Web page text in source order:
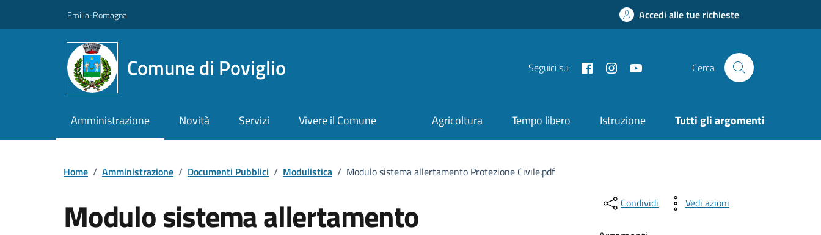
Emilia-Romagna Accedi alle tue richieste
Comune di Poviglio Seguici su: FacebookInstagram Cerca
Amministrazione Novità Servizi Vivere il Comune Agricoltura Tempo libero Istruzione Tutti gli argomenti
Home / Amministrazione / Documenti Pubblici / Modulistica / Modulo sistema allertamento Protezione Civile.pdf
Modulo sistema allertamento
Condividi Vedi azioni